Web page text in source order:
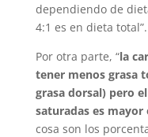
dependiendo de
4:1 es en dieta total”.
Por otra parte, “la
tener menos grasa
grasa dorsal) pero
saturadas es mayor
cosa son los